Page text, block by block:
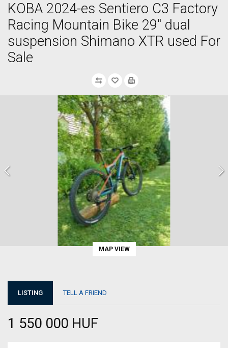
KOBA 2024-es Sentiero C3 Factory
Racing Mountain Bike 29" dual
suspension Shimano XTR used For
Sale
MAP VIEW
LISTING TELL A FRIEND
1 550 000 HUF